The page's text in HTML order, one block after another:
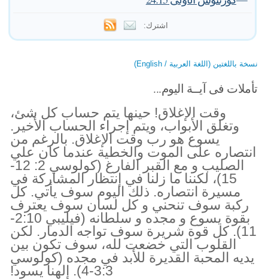
اشترك:
نسخة باللغتين (اللغة العربية / English)
تأملات فى آيــة اليوم...
وقت الإغلاق! حينها يتم حساب كل شئ،
وتغلق الأبواب، ويتم إجراء الحساب الأخير.
يسوع هو رب وقت الإغلاق. بالرغم من
انتصاره على الموت والخطية عندما كان علي
الصليب و مع القبر الفارغ (كولوسي 2: 12-
15)، لكننا ما زلنا في إنتظار المشاركة في
مسيرة انتصاره. ذلك اليوم سوف يأتي. كل
ركبة سوف تنحني و كل لسان سوف يعترف
بقوة يسوع و مجده و سلطانه (فيليبي 2:10-
11). كل قوة شريرة سوف تواجه الدمار. لكن
القلوب التي خضعت لله، سوف تكون بين
يديه المحبة القديرة للأبد في مجده (كولوسي
3:3-4). إلهنا يسود!